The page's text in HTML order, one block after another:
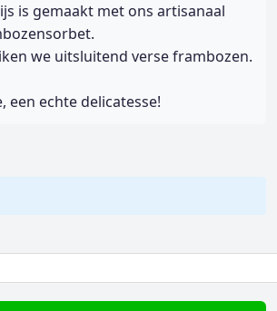
is gemaakt met ons artisanaal
we uitsluitend verse frambozen.
een echte delicatesse!